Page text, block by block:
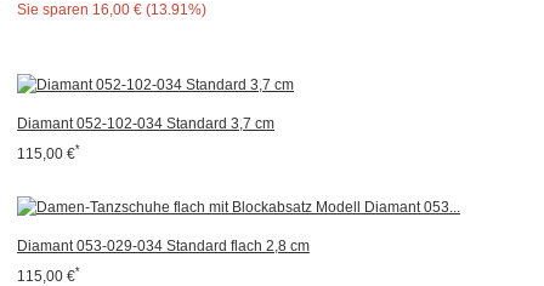
Sie sparen 16,00 € (13.91%)
Diamant 052-102-034 Standard 3,7 cm
115,00 €*
Diamant 053-029-034 Standard flach 2,8 cm
115,00 €*